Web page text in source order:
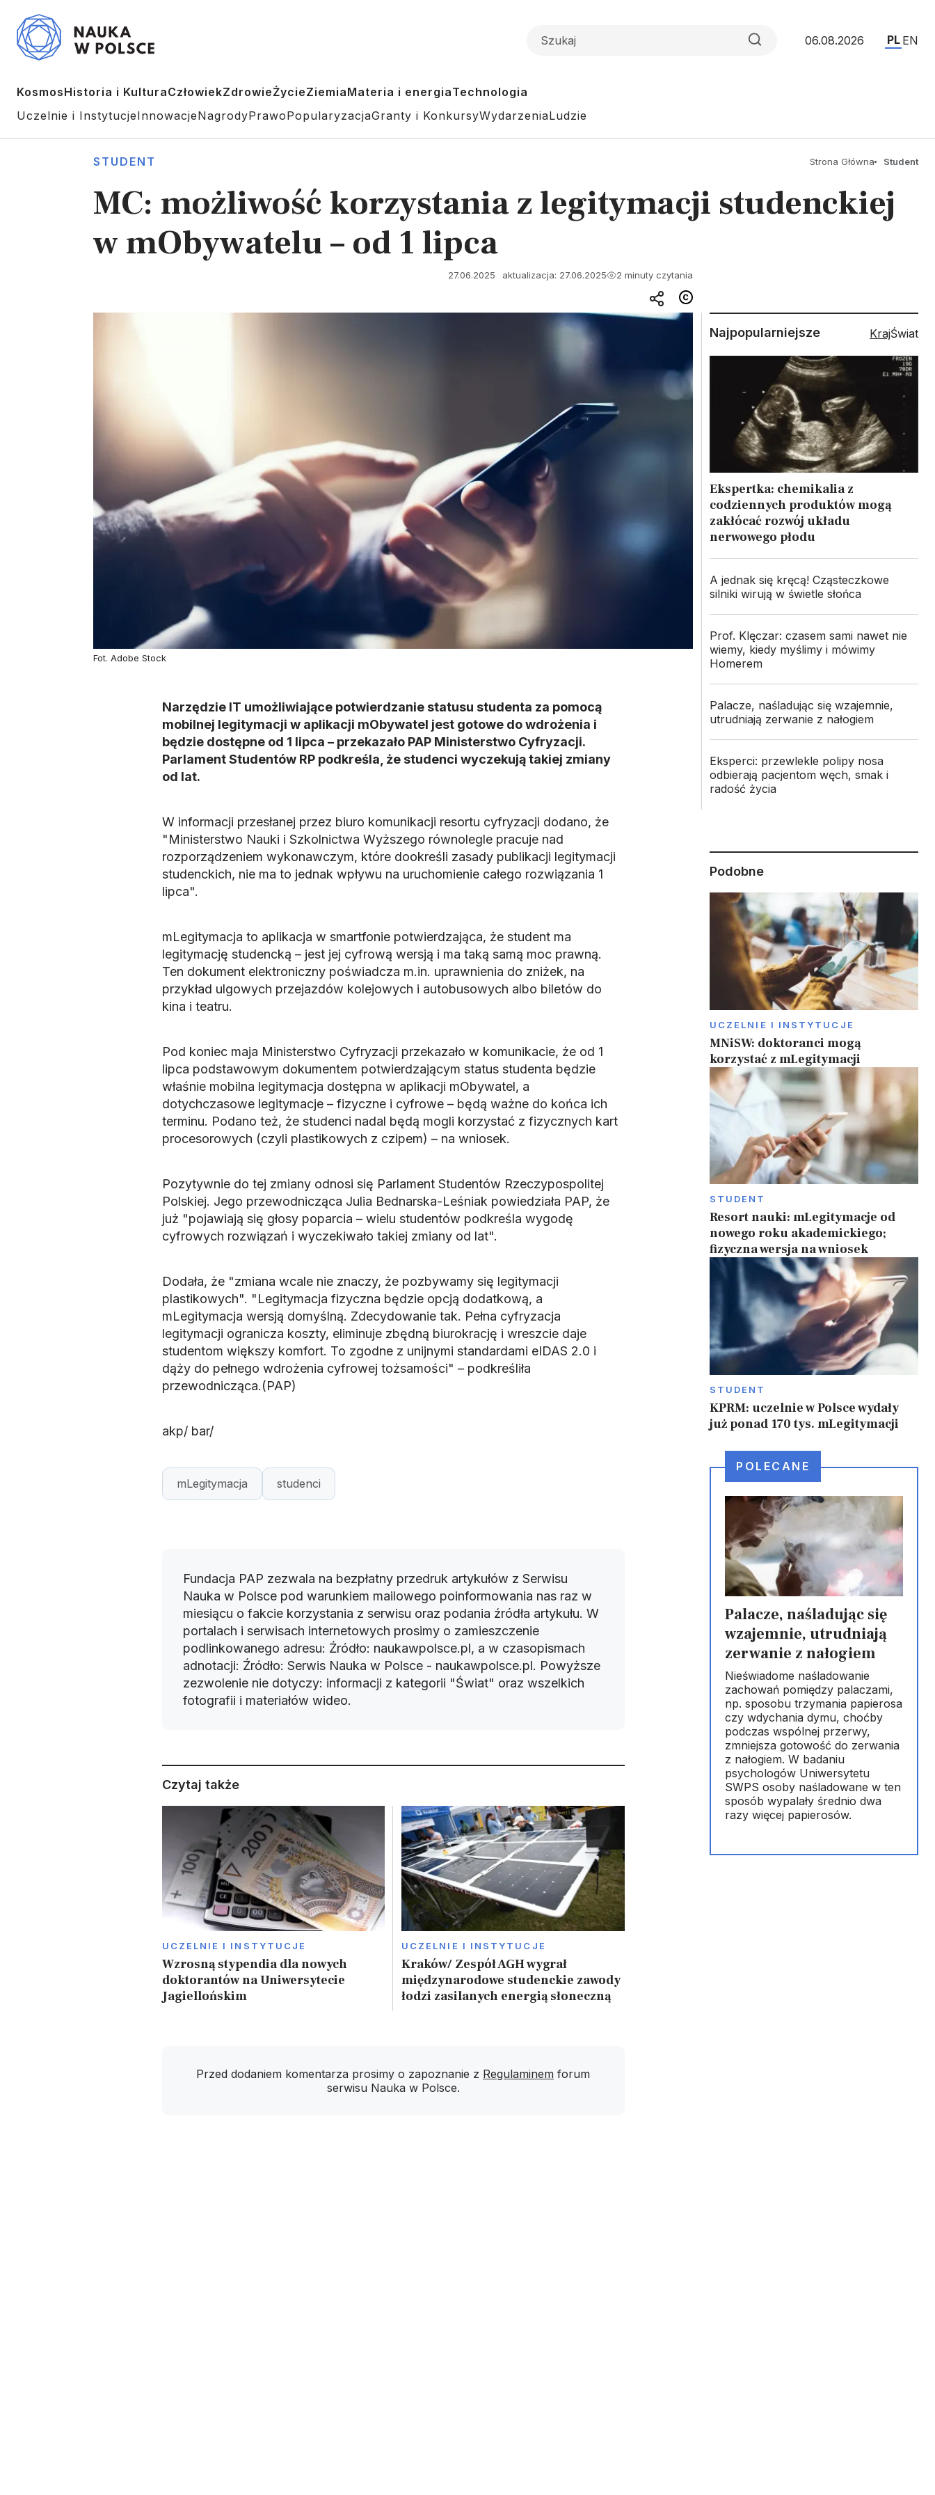
06.08.2026 PL EN
KosmosHistoria i KulturaCzłowiekZdrowieŻycieZiemiaMateria i energiaTechnologia
Uczelnie i InstytucjeInnowacjeNagrodyPrawoPopularyzacjaGranty i KonkursyWydarzeniaLudzie
STUDENT Strona Główna Student
MC: możliwość korzystania z legitymacji studenckiej
w mObywatelu – od 1 lipca
27.06.2025 aktualizacja: 27.06.2025 2 minuty czytania
Fot. Adobe Stock
Narzędzie IT umożliwiające potwierdzanie statusu studenta za pomocą
mobilnej legitymacji w aplikacji mObywatel jest gotowe do wdrożenia i
będzie dostępne od 1 lipca – przekazało PAP Ministerstwo Cyfryzacji.
Parlament Studentów RP podkreśla, że studenci wyczekują takiej zmiany
od lat.
W informacji przesłanej przez biuro komunikacji resortu cyfryzacji dodano, że
"Ministerstwo Nauki i Szkolnictwa Wyższego równolegle pracuje nad
rozporządzeniem wykonawczym, które dookreśli zasady publikacji legitymacji
studenckich, nie ma to jednak wpływu na uruchomienie całego rozwiązania 1
lipca".
mLegitymacja to aplikacja w smartfonie potwierdzająca, że student ma
legitymację studencką – jest jej cyfrową wersją i ma taką samą moc prawną.
Ten dokument elektroniczny poświadcza m.in. uprawnienia do zniżek, na
przykład ulgowych przejazdów kolejowych i autobusowych albo biletów do
kina i teatru.
Pod koniec maja Ministerstwo Cyfryzacji przekazało w komunikacie, że od 1
lipca podstawowym dokumentem potwierdzającym status studenta będzie
właśnie mobilna legitymacja dostępna w aplikacji mObywatel, a
dotychczasowe legitymacje – fizyczne i cyfrowe – będą ważne do końca ich
terminu. Podano też, że studenci nadal będą mogli korzystać z fizycznych kart
procesorowych (czyli plastikowych z czipem) – na wniosek.
Pozytywnie do tej zmiany odnosi się Parlament Studentów Rzeczypospolitej
Polskiej. Jego przewodnicząca Julia Bednarska-Leśniak powiedziała PAP, że
już "pojawiają się głosy poparcia – wielu studentów podkreśla wygodę
cyfrowych rozwiązań i wyczekiwało takiej zmiany od lat".
Dodała, że "zmiana wcale nie znaczy, że pozbywamy się legitymacji
plastikowych". "Legitymacja fizyczna będzie opcją dodatkową, a
mLegitymacja wersją domyślną. Zdecydowanie tak. Pełna cyfryzacja
legitymacji ogranicza koszty, eliminuje zbędną biurokrację i wreszcie daje
studentom większy komfort. To zgodne z unijnymi standardami eIDAS 2.0 i
dąży do pełnego wdrożenia cyfrowej tożsamości" – podkreśliła
przewodnicząca.(PAP)
akp/ bar/
mLegitymacja studenci
Fundacja PAP zezwala na bezpłatny przedruk artykułów z Serwisu
Nauka w Polsce pod warunkiem mailowego poinformowania nas raz w
miesiącu o fakcie korzystania z serwisu oraz podania źródła artykułu. W
portalach i serwisach internetowych prosimy o zamieszczenie
podlinkowanego adresu: Źródło: naukawpolsce.pl, a w czasopismach
adnotacji: Źródło: Serwis Nauka w Polsce - naukawpolsce.pl. Powyższe
zezwolenie nie dotyczy: informacji z kategorii "Świat" oraz wszelkich
fotografii i materiałów wideo.
Czytaj także
UCZELNIE I INSTYTUCJE
Wzrosną stypendia dla nowych
doktorantów na Uniwersytecie
Jagiellońskim
UCZELNIE I INSTYTUCJE
Kraków/ Zespół AGH wygrał
międzynarodowe studenckie zawody
łodzi zasilanych energią słoneczną
Przed dodaniem komentarza prosimy o zapoznanie z Regulaminem forum
serwisu Nauka w Polsce.
Najpopularniejsze KrajŚwiat
Ekspertka: chemikalia z
codziennych produktów mogą
zakłócać rozwój układu
nerwowego płodu
A jednak się kręcą! Cząsteczkowe
silniki wirują w świetle słońca
Prof. Klęczar: czasem sami nawet nie
wiemy, kiedy myślimy i mówimy
Homerem
Palacze, naśladując się wzajemnie,
utrudniają zerwanie z nałogiem
Eksperci: przewlekle polipy nosa
odbierają pacjentom węch, smak i
radość życia
Podobne
UCZELNIE I INSTYTUCJE
MNiSW: doktoranci mogą
korzystać z mLegitymacji
STUDENT
Resort nauki: mLegitymacje od
nowego roku akademickiego;
fizyczna wersja na wniosek
STUDENT
KPRM: uczelnie w Polsce wydały
już ponad 170 tys. mLegitymacji
POLECANE
Palacze, naśladując się
wzajemnie, utrudniają
zerwanie z nałogiem
Nieświadome naśladowanie
zachowań pomiędzy palaczami,
np. sposobu trzymania papierosa
czy wdychania dymu, choćby
podczas wspólnej przerwy,
zmniejsza gotowość do zerwania
z nałogiem. W badaniu
psychologów Uniwersytetu
SWPS osoby naśladowane w ten
sposób wypalały średnio dwa
razy więcej papierosów.